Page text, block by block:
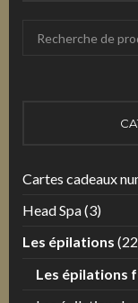
Cartes cadeaux
Head Spa(3)
Les épilations
Les épilations